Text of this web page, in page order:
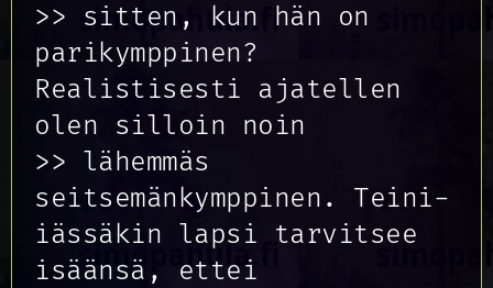
>> sitten, kun hän on
parikymppinen?
Realistisesti ajatellen
olen silloin noin
>> lähemmäs
seitsemänkymppinen. Teini-
iässäkin lapsi tarvitsee
isäänsä, ettei